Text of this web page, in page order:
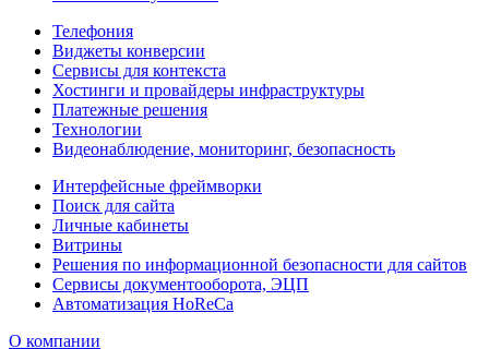
Телефония
Виджеты конверсии
Сервисы для контекста
Хостинги и провайдеры инфраструктуры
Платежные решения
Технологии
Видеонаблюдение, мониторинг, безопасность
Интерфейсные фреймворки
Поиск для сайта
Личные кабинеты
Витрины
Решения по информационной безопасности для сайтов
Сервисы документооборота, ЭЦП
Автоматизация HoReCa
О компании